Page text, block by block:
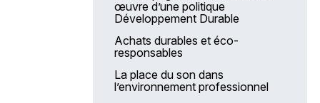
Image de soi : soins esthétiques
médiateurs de la relation d’aide
Comprendre et prendre en
charge les personnes atteintes
de troubles démentiels en
EHPAD
œuvre d’une politique
Développement Durable
Achats durables et éco-
responsables
La place du son dans
l’environnement professionnel